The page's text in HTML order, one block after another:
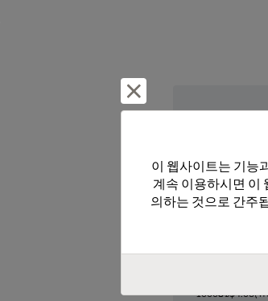
LM385AXZ-
데이터시트
10000+US$4.03(
이 웹사이트는 기능
계속 이용하시면 이
의하는 것으로 간주